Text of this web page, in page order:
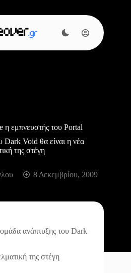
η εμπνευστής του Portal
Void θα είναι η νέα
της στέγη
8 Δεκεμβρίου, 2009
ανάπτυξης του Dark
της στέγη